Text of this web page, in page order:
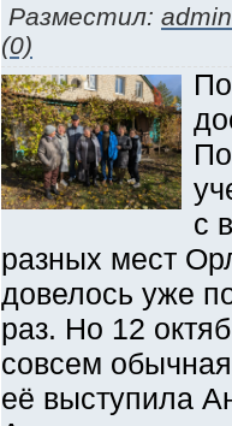
Разместил: admin
(0)
с
разных мест
довелось уже
раз. Но 12
совсем
её выступила